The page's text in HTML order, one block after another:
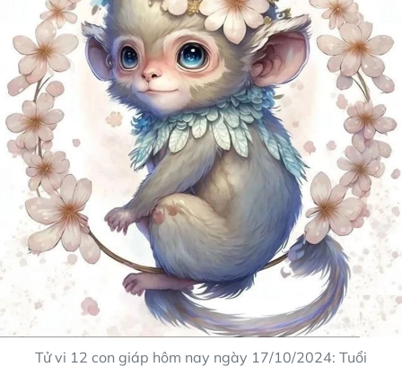
Tử vi 12 con giáp hôm nay ngày 17/10/2024: Tuổi